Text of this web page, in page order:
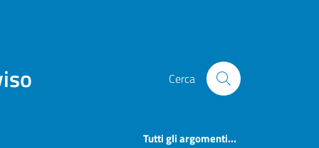
Cerca
Tutti gli argomenti...